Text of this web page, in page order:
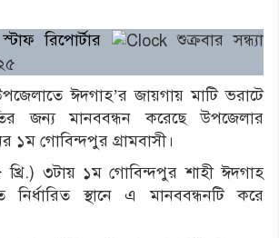
স্টাফ রিপোর্টার
শুক্রবার সন্ধ্যা
ঈদগাহ’র জায়গায় মাটি ভরাটে
জন্য মানববন্ধন করেছে উপজেলার
গোবিন্দপুর গ্রামবাসী।
৩টায় ১ম গোবিন্দপুর শাহী ঈদগাহ
স্থানে এ মানববন্ধনটি করে